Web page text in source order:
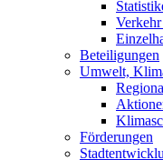
Beteiligungen
Umwelt,
Förderungen